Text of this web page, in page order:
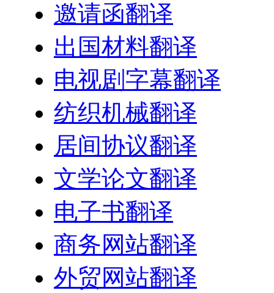
邀请函翻译
出国材料翻译
电视剧字幕翻译
纺织机械翻译
居间协议翻译
文学论文翻译
电子书翻译
商务网站翻译
外贸网站翻译